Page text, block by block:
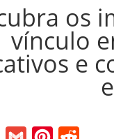
os
vínculo
e